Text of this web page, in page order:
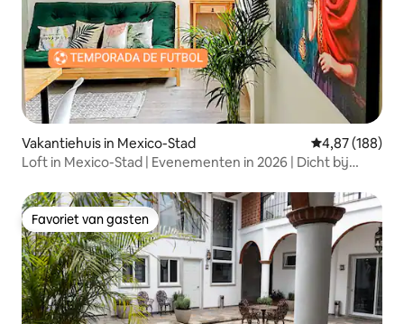
Vakantiehuis in Mexico-Stad Gemiddelde
4,87 (188)
Loft in Mexico-Stad | Evenementen in 2026 | Dicht bij
Favoriet van gasten
Favoriet van gasten